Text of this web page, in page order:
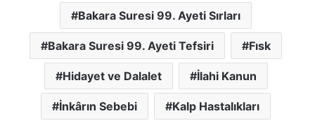
Bakara Suresi 99. Ayeti Sırları
Bakara Suresi 99. Ayeti Tefsiri Fısk
Hidayet ve Dalalet İlahi Kanun
İnkârın Sebebi Kalp Hastalıkları